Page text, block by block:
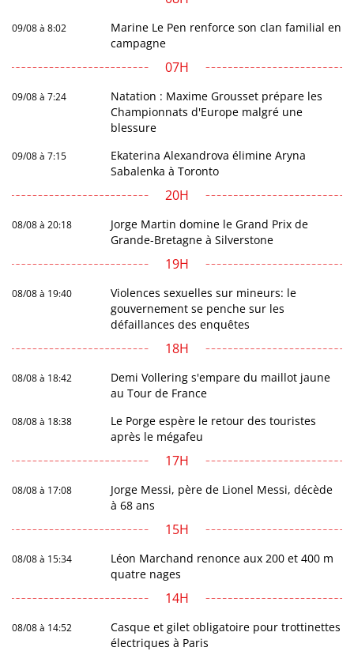
09/08 à 8:02
Marine Le Pen renforce son clan familial en
campagne
07H
09/08 à 7:24
Natation : Maxime Grousset prépare les
Championnats d'Europe malgré une
blessure
09/08 à 7:15
Ekaterina Alexandrova élimine Aryna
Sabalenka à Toronto
20H
08/08 à 20:18
Jorge Martin domine le Grand Prix de
Grande-Bretagne à Silverstone
19H
08/08 à 19:40
Violences sexuelles sur mineurs: le
gouvernement se penche sur les
défaillances des enquêtes
18H
08/08 à 18:42
Demi Vollering s'empare du maillot jaune
au Tour de France
08/08 à 18:38
Le Porge espère le retour des touristes
après le mégafeu
17H
08/08 à 17:08
Jorge Messi, père de Lionel Messi, décède
à 68 ans
15H
08/08 à 15:34
Léon Marchand renonce aux 200 et 400 m
quatre nages
14H
08/08 à 14:52
Casque et gilet obligatoire pour trottinettes
électriques à Paris